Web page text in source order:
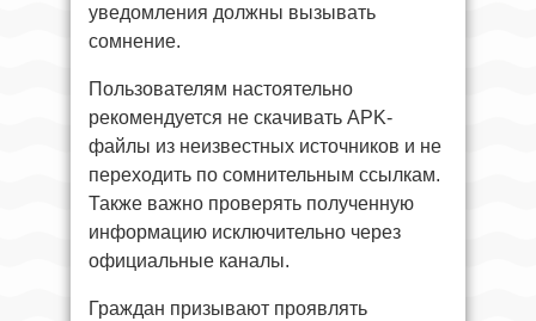
уведомления должны вызывать
сомнение.
Пользователям настоятельно
рекомендуется не скачивать APK-
файлы из неизвестных источников и не
переходить по сомнительным ссылкам.
Также важно проверять полученную
информацию исключительно через
официальные каналы.
Граждан призывают проявлять